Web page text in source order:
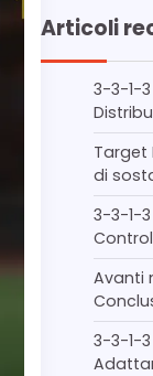
Articoli
3-3-1-
Target
di
3-3-1-
Avanti
3-3-1-